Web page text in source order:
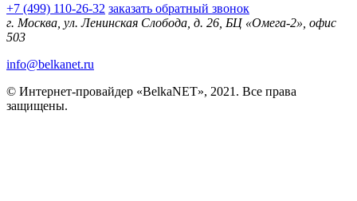
+7 (499) 110-26-32 заказать обратный звонок
г. Москва, ул. Ленинская Слобода, д. 26, БЦ «Омега-2», офис
503
info@belkanet.ru
© Интернет-провайдер «BelkaNET», 2021. Все права
защищены.